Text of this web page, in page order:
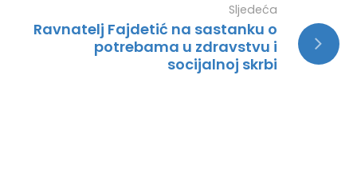
Sljedeća
Ravnatelj Fajdetić na sastanku o
potrebama u zdravstvu i
socijalnoj skrbi